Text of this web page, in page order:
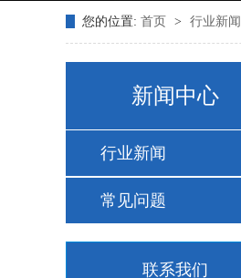
您的位置: 首页 > 行业新闻
新闻中心
行业新闻
常见问题
联系我们